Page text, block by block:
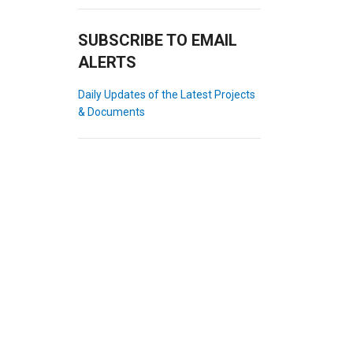
SUBSCRIBE TO EMAIL
ALERTS
Daily Updates of the Latest Projects
& Documents